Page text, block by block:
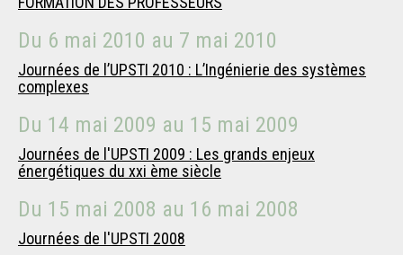
Du 6 mai 2010 au 7 mai 2010
Journées de l’UPSTI 2010 : L’Ingénierie des systèmes
complexes
Du 14 mai 2009 au 15 mai 2009
Journées de l'UPSTI 2009 : Les grands enjeux
énergétiques du xxi ème siècle
Du 15 mai 2008 au 16 mai 2008
Journées de l'UPSTI 2008